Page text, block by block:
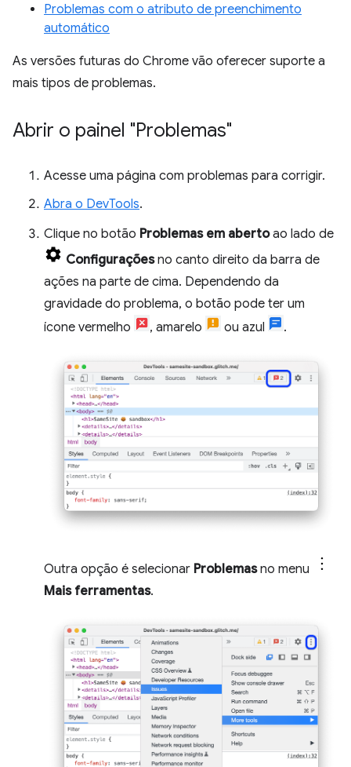
Problemas com o atributo de preenchimento
automático
As versões futuras do Chrome vão oferecer suporte a
mais tipos de problemas.
Abrir o painel "Problemas"
Acesse uma página com problemas para corrigir.
Abra o DevTools.
Clique no botão Problemas em abertoao lado de
Configuraçõesno canto direito da barra de
ações na parte de cima. Dependendo da
gravidade do problema, o botão pode ter um
ícone vermelho
, amarelo ou azul .
Outra opção é selecionar Problemasno menu
Mais ferramentas.